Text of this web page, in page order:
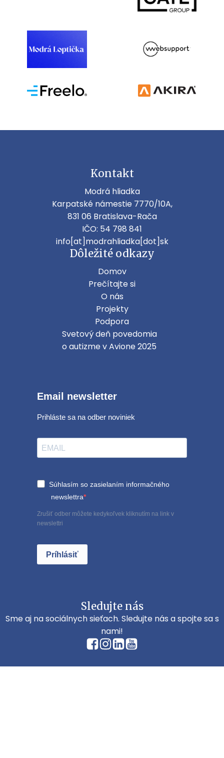
Kontakt
Modrá hliadka
Karpatské námestie 7770/10A,
831 06 Bratislava-Rača
IČO: 54 798 841
info[at]modrahliadka[dot]sk
Dôležité odkazy
Domov
Prečítajte si
O nás
Projekty
Podpora
Svetový deň povedomia
o autizme v Avione 2025
Email newsletter
Prihláste sa na odber noviniek
Súhlasím so zasielaním informačného
newslettra
Zrušiť odber môžete kedykoľvek kliknutím na link v
newslettri
Príhlásiť
Sledujte nás
Sme aj na sociálnych sieťach. Sledujte nás a spojte sa s
nami!